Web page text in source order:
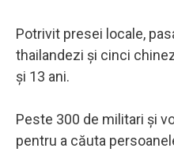
Potrivit presei locale,
thailandezi şi cinci
şi 13 ani.
Peste 300 de militari şi
pentru a căuta